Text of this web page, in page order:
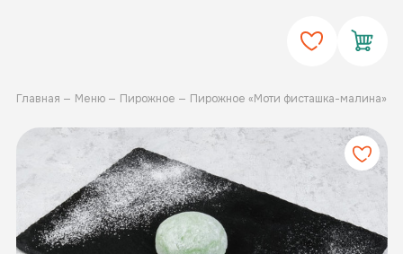
Главная Меню Пирожное Пирожное «Моти фисташка-малина»